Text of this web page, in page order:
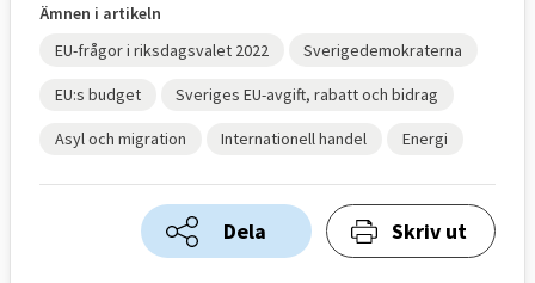
Ämnen i artikeln
EU-frågor i riksdagsvalet 2022
Sverigedemokraterna
EU:s budget Sveriges EU-avgift, rabatt och bidrag
Asyl och migration Internationell handel Energi
Dela Skriv ut